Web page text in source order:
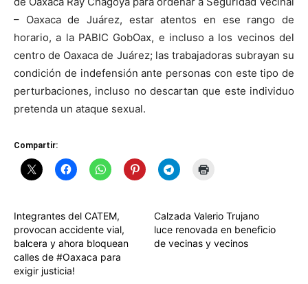
– Oaxaca de Juárez, estar atentos en ese rango de
horario, a la PABIC GobOax, e incluso a los vecinos del
centro de Oaxaca de Juárez; las trabajadoras subrayan su
condición de indefensión ante personas con este tipo de
perturbaciones, incluso no descartan que este individuo
pretenda un ataque sexual.
Compartir:
Integrantes del CATEM,
provocan accidente vial,
balcera y ahora bloquean
calles de #Oaxaca para
exigir justicia!
Calzada Valerio Trujano
luce renovada en beneficio
de vecinas y vecinos